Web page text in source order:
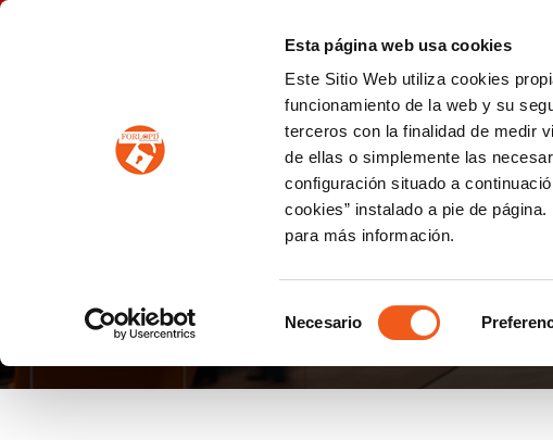
Esta página web usa cookies
Este Sitio Web utiliza cookies
funcionamiento de la web y su
terceros con la finalidad de medir
de ellas o simplemente las
configuración situado a
cookies” instalado a pie de
para más información.
de
Necesario
PROTECCION DE DATOS